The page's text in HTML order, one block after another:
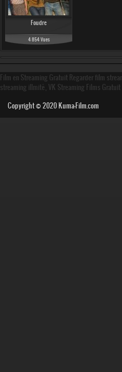
Foudre
4 854 Vues
Film en Streaming Gratuit Regarder film
streaming illmité, VK Streaming Films Gratuit
Copyright © 2020Kuma-Film.com